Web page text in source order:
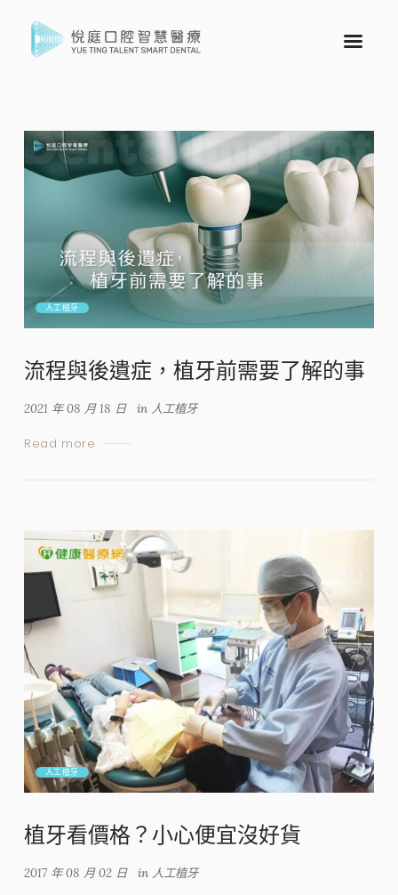
人工植牙
流程與後遺症，植牙前需要了解的事
2021 年 08 月 18 日 in 人工植牙
Read more
人工植牙
植牙看價格？小心便宜沒好貨
2017 年 08 月 02 日 in 人工植牙